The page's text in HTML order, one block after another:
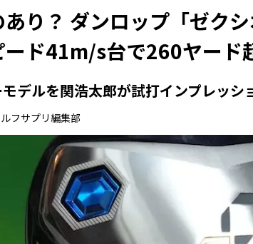
あり？ ダンロップ「ゼク
ード41m/s台で260ヤード
デルを関浩太郎が試打インプレッシ
フサプリ編集部